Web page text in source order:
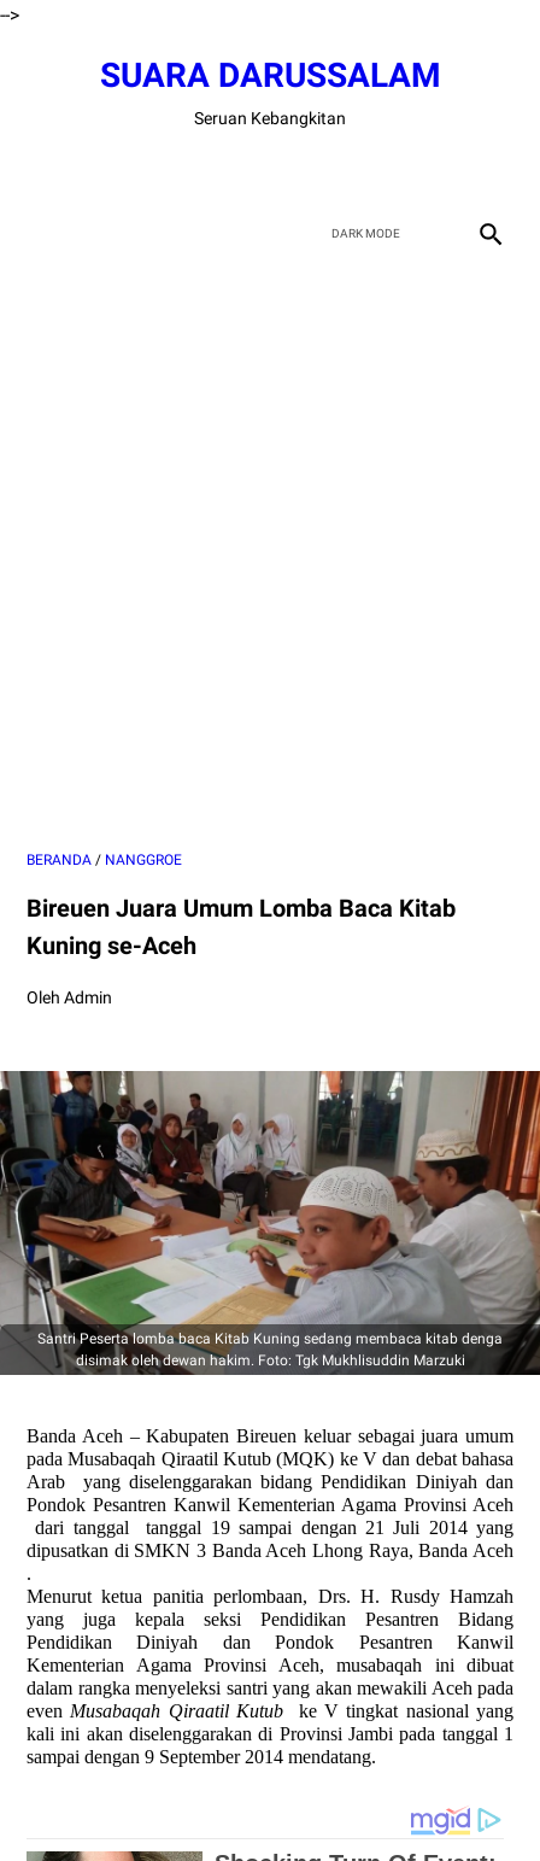
-->
SUARA DARUSSALAM
Seruan Kebangkitan
BERANDA / NANGGROE
Bireuen Juara Umum Lomba Baca Kitab
Kuning se-Aceh
Oleh Admin
Santri Peserta lomba baca Kitab Kuning sedang membaca kitab denga
disimak oleh dewan hakim. Foto: Tgk Mukhlisuddin Marzuki
Banda Aceh – Kabupaten Bireuen keluar sebagai juara umum
pada Musabaqah Qiraatil Kutub (MQK) ke V dan debat bahasa
Arab yang diselenggarakan bidang Pendidikan Diniyah dan
Pondok Pesantren Kanwil Kementerian Agama Provinsi Aceh
dari tanggal tanggal 19 sampai dengan 21 Juli 2014 yang
dipusatkan di SMKN 3 Banda Aceh Lhong Raya, Banda Aceh
.
Menurut ketua panitia perlombaan, Drs. H. Rusdy Hamzah
yang juga kepala seksi Pendidikan Pesantren Bidang
Pendidikan Diniyah dan Pondok Pesantren Kanwil
Kementerian Agama Provinsi Aceh, musabaqah ini dibuat
dalam rangka menyeleksi santri yang akan mewakili Aceh pada
even Musabaqah Qiraatil Kutub
ke V tingkat nasional yang
kali ini akan diselenggarakan di Provinsi Jambi pada tanggal 1
sampai dengan 9 September 2014 mendatang.